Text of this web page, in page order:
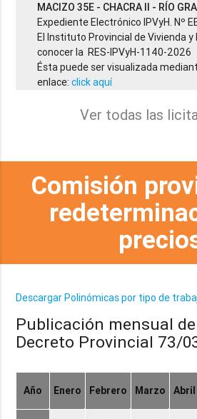
MACIZO 35E - CHACRA II - RÍO
Expediente Electrónico IPVyH. Nº
El Instituto Provincial de Vivienda
conocer la RES-IPVyH-1140-2026
Ésta puede ser visualizada
enlace:click aquí
Ver todas las
Comisión
Descargar Polinómicas por tipo de
Publicación mensual
Decreto Provincial 73/
Año Enero Febrero Marzo Abril